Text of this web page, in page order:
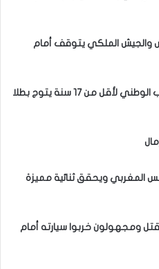
والجيش الملكي يتوقف أمام
على عرش شمال إفريقيا: المنتخب الوطني لأقل من 17 سنة يتوج بطلا
المغربي ويحقق ثنائية مميزة
ومجهولون خربوا سيارته أمام